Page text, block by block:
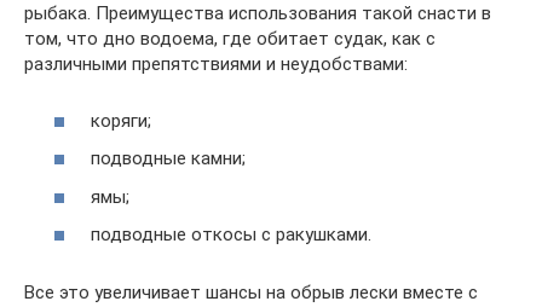
рыбака. Преимущества использования такой снасти в
том, что дно водоема, где обитает судак, как с
различными препятствиями и неудобствами:
коряги;
подводные камни;
ямы;
подводные откосы с ракушками.
Все это увеличивает шансы на обрыв лески вместе с